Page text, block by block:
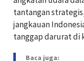
tantangan
jangkauan
tanggap darurat di
Baca juga: